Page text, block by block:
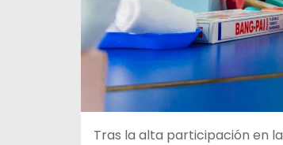
Tras la alta participación en la